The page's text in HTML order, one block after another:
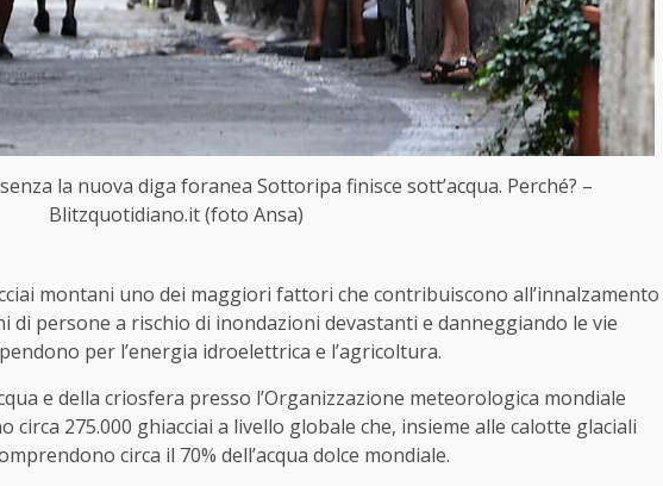
la nuova diga foranea Sottoripa finisce sott’acqua. Perché? –
Blitzquotidiano.it (foto Ansa)
montani uno dei maggiori fattori che contribuiscono all’innalzamento
di persone a rischio di inondazioni devastanti e danneggiando le vie
per l’energia idroelettrica e l’agricoltura.
e della criosfera presso l’Organizzazione meteorologica mondiale
275.000 ghiacciai a livello globale che, insieme alle calotte glaciali
circa il 70% dell’acqua dolce mondiale.